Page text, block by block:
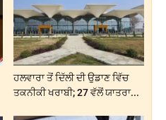
ਹਲਵਾਰਾ ਤੋਂ ਦਿੱਲੀ ਦੀ ਉਡਾਣ ਵਿੱਚ
ਤਕਨੀਕੀ ਖਰਾਬੀ; 27 ਵੱਲੋਂ ਯਾਤਰਾ...